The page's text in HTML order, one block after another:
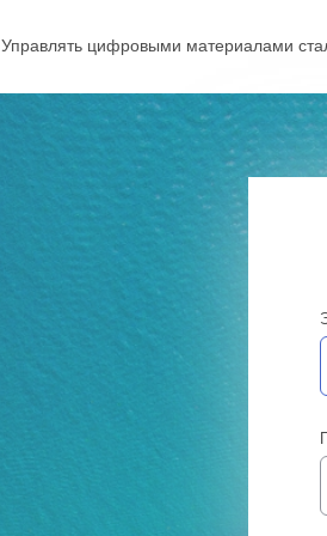
Управлять цифровыми материалами